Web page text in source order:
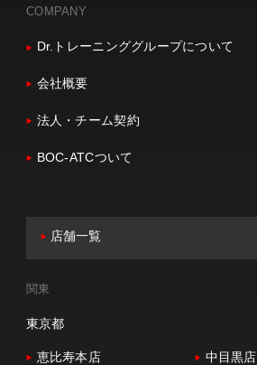
COMPANY
Dr.トレーニンググループについて
会社概要
法人・チーム契約
BOC-ATCついて
店舗一覧
関東
東京都
恵比寿本店 中目黒店